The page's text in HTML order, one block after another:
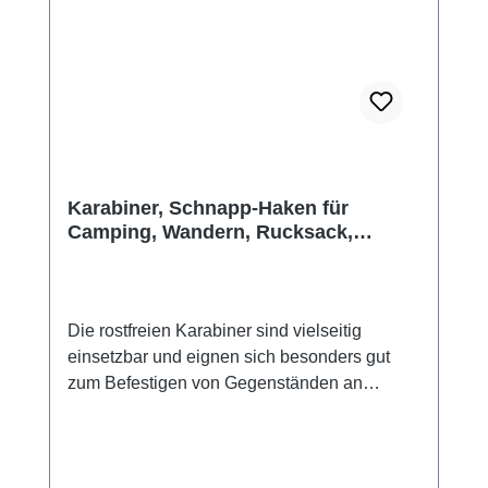
Karabiner, Schnapp-Haken für
Camping, Wandern, Rucksack,
Die rostfreien Karabiner sind vielseitig
einsetzbar und eignen sich besonders gut
zum Befestigen von Gegenständen an